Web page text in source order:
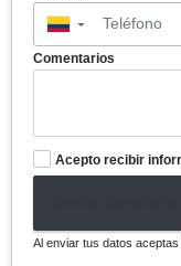
▼
Comentarios
Acepto recibir
Al enviar tus datos aceptas